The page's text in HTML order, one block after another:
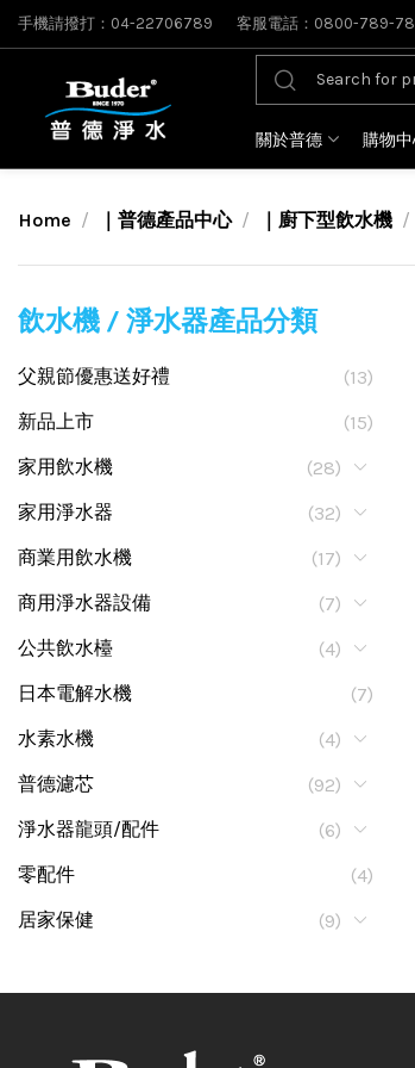
手機請撥打：04-22706789 客服電話：0800-789-
關於普德 購物
Home ｜普德產品中心 ｜廚下型飲水機
飲水機 / 淨水器產品分類
父親節優惠送好禮
(13)
新品上市
(15)
家用飲水機
(28)
家用淨水器
(32)
商業用飲水機
(17)
商用淨水器設備
(7)
公共飲水檯
(4)
日本電解水機
(7)
水素水機
(4)
普德濾芯
(92)
淨水器龍頭/配件
(6)
零配件
(4)
居家保健
(9)